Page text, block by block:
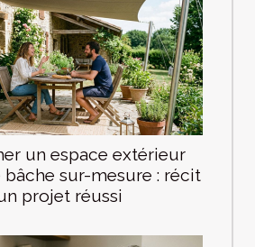
un espace extérieur
bâche sur-mesure : récit
projet réussi